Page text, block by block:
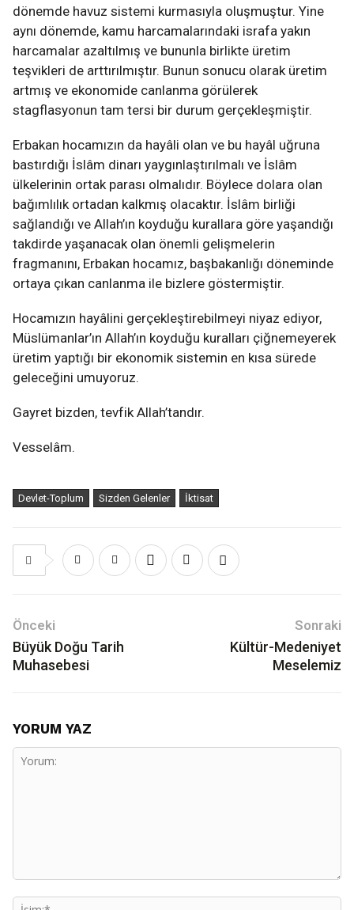
dönemde havuz sistemi kurmasıyla oluşmuştur. Yine
aynı dönemde, kamu harcamalarındaki israfa yakın
harcamalar azaltılmış ve bununla birlikte üretim
teşvikleri de arttırılmıştır. Bunun sonucu olarak üretim
artmış ve ekonomide canlanma görülerek
stagflasyonun tam tersi bir durum gerçekleşmiştir.
Erbakan hocamızın da hayâli olan ve bu hayâl uğruna
bastırdığı İslâm dinarı yaygınlaştırılmalı ve İslâm
ülkelerinin ortak parası olmalıdır. Böylece dolara olan
bağımlılık ortadan kalkmış olacaktır. İslâm birliği
sağlandığı ve Allah’ın koyduğu kurallara göre yaşandığı
takdirde yaşanacak olan önemli gelişmelerin
fragmanını, Erbakan hocamız, başbakanlığı döneminde
ortaya çıkan canlanma ile bizlere göstermiştir.
Hocamızın hayâlini gerçekleştirebilmeyi niyaz ediyor,
Müslümanlar’ın Allah’ın koyduğu kuralları çiğnemeyerek
üretim yaptığı bir ekonomik sistemin en kısa sürede
geleceğini umuyoruz.
Gayret bizden, tevfik Allah’tandır.
Vesselâm.
Devlet-Toplum Sizden Gelenler İktisat
Önceki
Büyük Doğu Tarih
Muhasebesi
Sonraki
Kültür-Medeniyet
Meselemiz
YORUM YAZ